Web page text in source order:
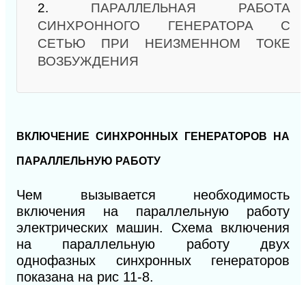
2. ПАРАЛЛЕЛЬНАЯ РАБОТА
СИНХРОННОГО ГЕНЕРАТОРА С
СЕТЬЮ ПРИ НЕИЗМЕННОМ ТОКЕ
ВОЗБУЖДЕНИЯ
ВКЛЮЧЕНИЕ СИНХРОННЫХ ГЕНЕРАТОРОВ НА
ПАРАЛЛЕЛЬНУЮ РАБОТУ
Чем вызывается необходимость
включения на параллельную работу
электрических машин. Схема включения
на параллельную работу двух
однофазных синхронных генераторов
показана на рис 11-8.